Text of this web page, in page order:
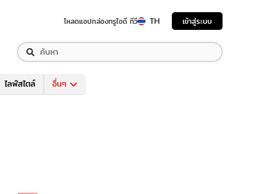
โหลดแอปกล่องทรูไอดี ทีวี TH เข้าสู่ระบบ
ไลฟ์สไตล์ อื่นๆ